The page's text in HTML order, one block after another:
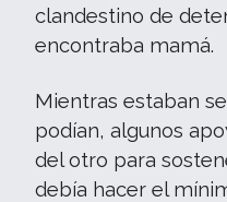
clandestino de
encontraba mamá.
Mientras estaban
podían, algunos
del otro para
debía hacer el